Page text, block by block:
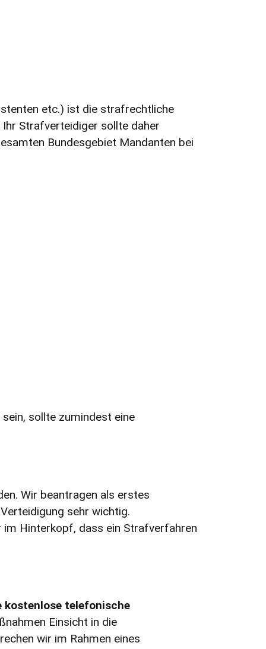
etc.) ist die strafrechtliche
Strafverteidiger sollte daher
Bundesgebiet Mandanten bei
sollte zumindest eine
Wir beantragen als erstes
sehr wichtig.
im Hinterkopf, dass ein Strafverfahren
kostenlose telefonische
Einsicht in die
wir im Rahmen eines